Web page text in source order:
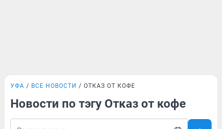
УФА ВСЕ НОВОСТИ ОТКАЗ ОТ КОФЕ
Новости по тэгу Отказ от кофе